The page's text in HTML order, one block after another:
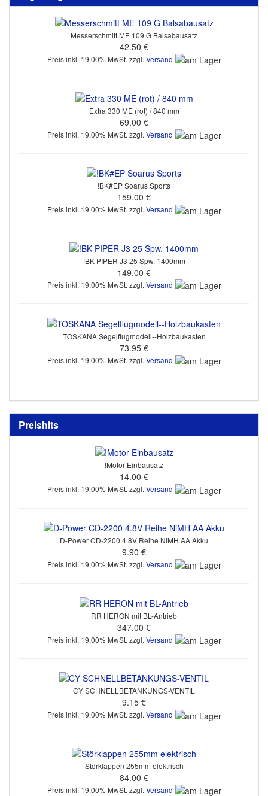
Messerschmitt ME 109 G Balsabausatz
42.50 €
Preis inkl. 19.00% MwSt. zzgl. Versand
Extra 330 ME (rot) / 840 mm
69.00 €
Preis inkl. 19.00% MwSt. zzgl. Versand
!BK#EP Soarus Sports
159.00 €
Preis inkl. 19.00% MwSt. zzgl.Versand
!BK PIPER J3 25 Spw. 1400mm
149.00 €
Preis inkl. 19.00% MwSt. zzgl. Versand
TOSKANA Segelflugmodell--Holzbaukasten
73.95 €
Preis inkl. 19.00% MwSt. zzgl. Versand
Preishits
!Motor-Einbausatz
14.00 €
Preis inkl. 19.00% MwSt. zzgl.Versand
D-Power CD-2200 4.8V Reihe NiMH AA Akku
9.90 €
Preis inkl. 19.00% MwSt. zzgl. Versand
RR HERON mit BL-Antrieb
347.00 €
Preis inkl. 19.00% MwSt. zzgl. Versand
CY SCHNELLBETANKUNGS-VENTIL
9.15 €
Preis inkl. 19.00% MwSt. zzgl. Versand
Störklappen 255mm elektrisch
84.00 €
Preis inkl. 19.00% MwSt. zzgl. Versand